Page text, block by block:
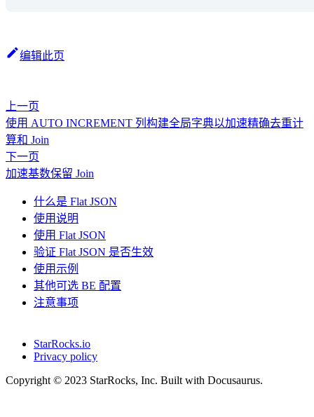
编辑此页
上一页
使用 AUTO INCREMENT 列构建全局字典以加速精确去重计
算和 Join
下一页
加速基数保留 Join
什么是 Flat JSON
使用说明
使用 Flat JSON
验证 Flat JSON 是否生效
使用示例
其他可选 BE 配置
注意事项
StarRocks.io
Privacy policy
Copyright © 2023 StarRocks, Inc. Built with Docusaurus.